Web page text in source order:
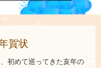
賀状
初めて巡ってきた亥年の